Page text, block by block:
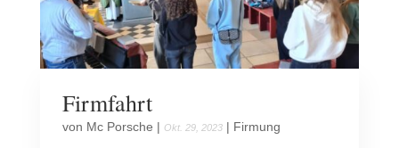
Firmfahrt
von Mc Porsche | Okt. 29, 2023| Firmung